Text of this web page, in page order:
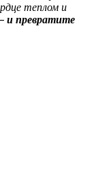
теплом и
и превратите